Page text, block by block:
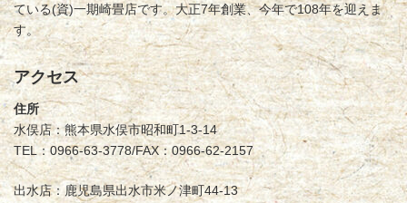
ている(資)一期崎畳店です。大正7年創業、今年で108年を迎えま
す。
アクセス
住所
水俣店：熊本県水俣市昭和町1-3-14
TEL：0966-63-3778/FAX：0966-62-2157
出水店：鹿児島県出水市米ノ津町44-13